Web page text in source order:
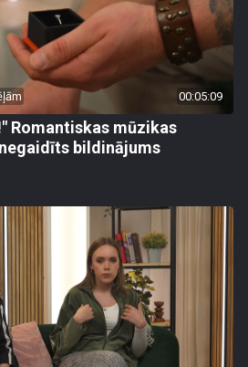
00:05:09
Romantiskas mūzikas
bildinājums